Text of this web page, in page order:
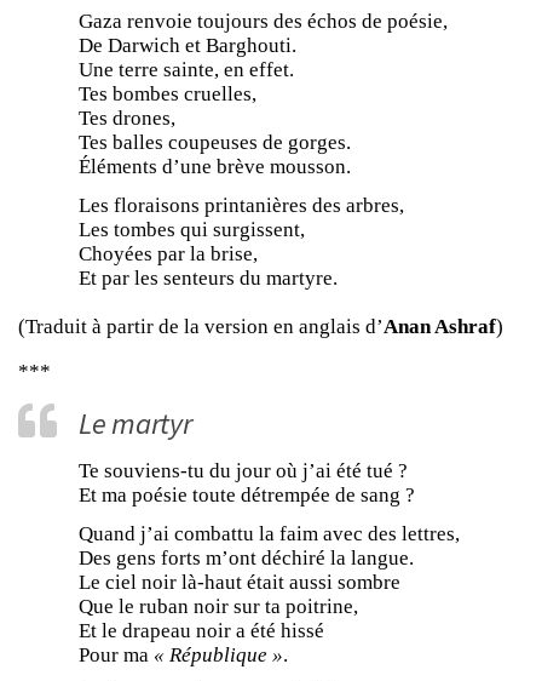
Gaza renvoie toujours des échos de poésie,
De Darwich et Barghouti.
Une terre sainte, en effet.
Tes bombes cruelles,
Tes drones,
Tes balles coupeuses de gorges.
Éléments d’une brève mousson.
Les floraisons printanières des arbres,
Les tombes qui surgissent,
Choyées par la brise,
Et par les senteurs du martyre.
(Traduit à partir de la version en anglais d’Anan Ashraf)
***
Le martyr
Te souviens-tu du jour où j’ai été tué ?
Et ma poésie toute détrempée de sang ?
Quand j’ai combattu la faim avec des lettres,
Des gens forts m’ont déchiré la langue.
Le ciel noir là-haut était aussi sombre
Que le ruban noir sur ta poitrine,
Et le drapeau noir a été hissé
Pour ma « République ».